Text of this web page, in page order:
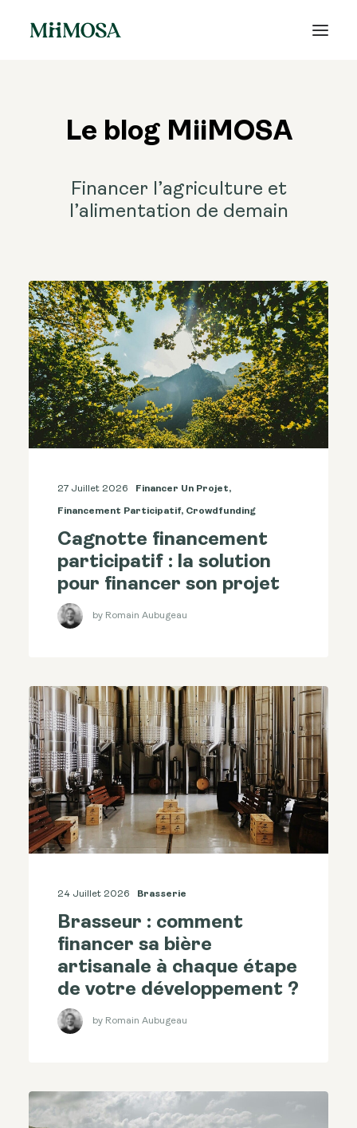
Découvrir MiiMOSA
Recherche
Le blog MiiMOSA
Financer l’agriculture et
l’alimentation de demain
27 Juillet 2026 Financer Un Projet,
Financement Participatif, Crowdfunding
Cagnotte financement
participatif : la solution
pour financer son projet
by Romain Aubugeau
24 Juillet 2026 Brasserie
Brasseur : comment
financer sa bière
artisanale à chaque étape
de votre développement ?
by Romain Aubugeau